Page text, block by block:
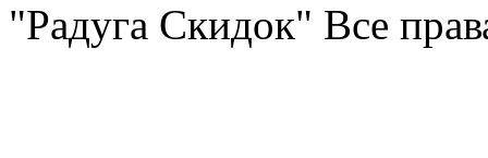
"Радуга Скидок" Все